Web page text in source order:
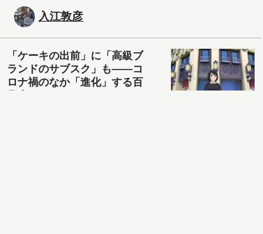
入江敦彦
「ケーキの出前」に「高級ブ
ランドのサブスク」も――コ
ロナ禍のなか「進化」する百